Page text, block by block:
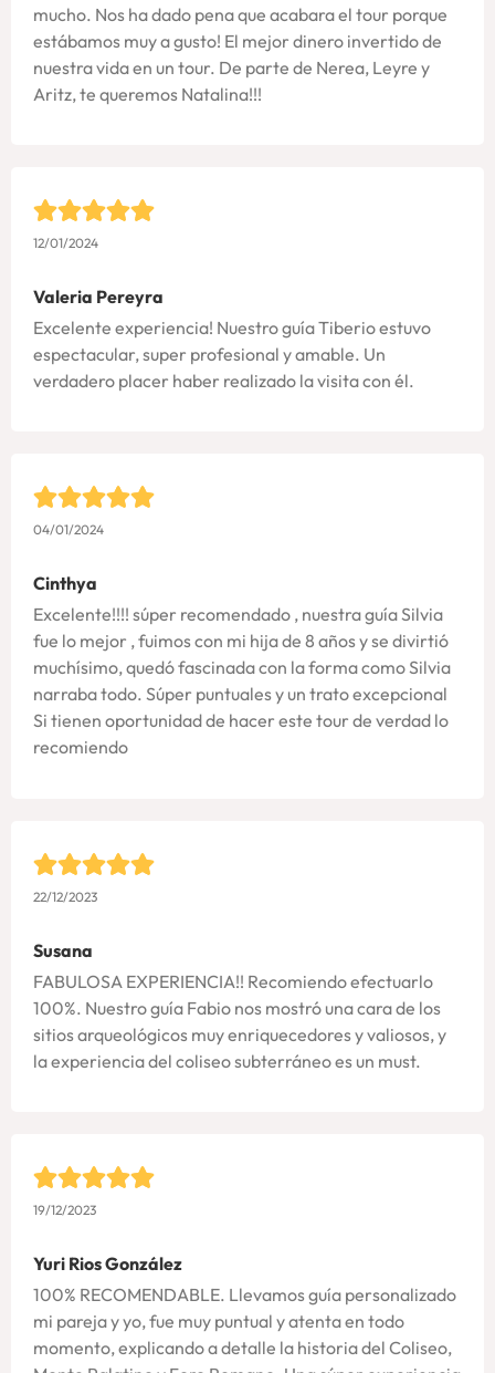
mucho. Nos ha dado pena que acabara el tour porque
estábamos muy a gusto! El mejor dinero invertido de
nuestra vida en un tour. De parte de Nerea, Leyre y
Aritz, te queremos Natalina!!!
12/01/2024
Valeria Pereyra
Excelente experiencia! Nuestro guía Tiberio estuvo
espectacular, super profesional y amable. Un
verdadero placer haber realizado la visita con él.
04/01/2024
Cinthya
Excelente!!!! súper recomendado , nuestra guía Silvia
fue lo mejor , fuimos con mi hija de 8 años y se divirtió
muchísimo, quedó fascinada con la forma como Silvia
narraba todo. Súper puntuales y un trato excepcional
Si tienen oportunidad de hacer este tour de verdad lo
recomiendo
22/12/2023
Susana
FABULOSA EXPERIENCIA!! Recomiendo efectuarlo
100%. Nuestro guía Fabio nos mostró una cara de los
sitios arqueológicos muy enriquecedores y valiosos, y
la experiencia del coliseo subterráneo es un must.
19/12/2023
Yuri Rios González
100% RECOMENDABLE. Llevamos guía personalizado
mi pareja y yo, fue muy puntual y atenta en todo
momento, explicando a detalle la historia del Coliseo,